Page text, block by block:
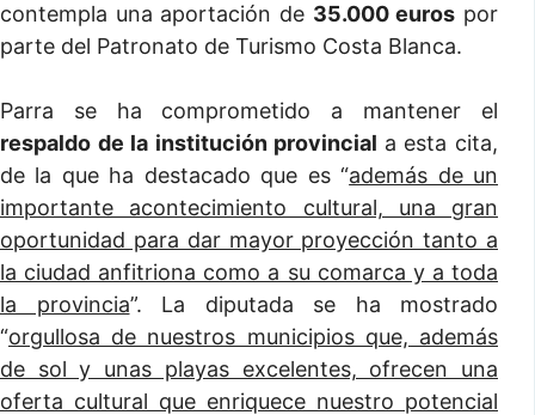
contempla una aportación de 35.000 euros por
parte del Patronato de Turismo Costa Blanca.
Parra se ha comprometido a mantener el
respaldo de la institución provincial a esta cita,
de la que ha destacado que es “además de un
importante acontecimiento cultural, una gran
oportunidad para dar mayor proyección tanto a
la ciudad anfitriona como a su comarca y a toda
la provincia”. La diputada se ha mostrado
“orgullosa de nuestros municipios que, además
de sol y unas playas excelentes, ofrecen una
oferta cultural que enriquece nuestro potencial